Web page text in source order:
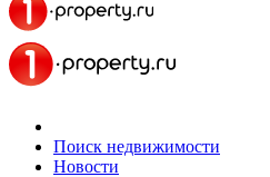
Поиск недвижимости
Новости